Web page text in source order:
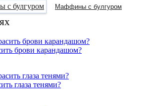
Маффины с булгуром
брови карандашом?
глаза тенями?